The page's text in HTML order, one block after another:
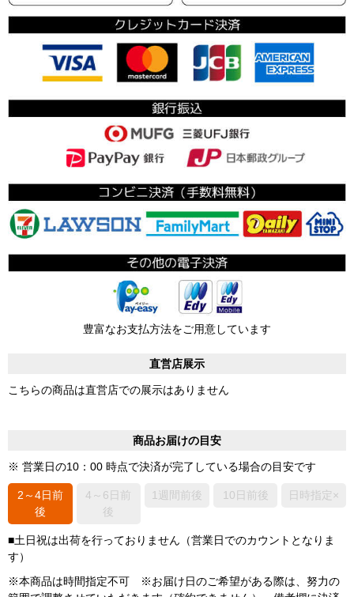
豊富なお支払方法をご用意しています
直営店展示
こちらの商品は直営店での展示はありません
商品お届けの目安
※ 営業日の10：00 時点で決済が完了している場合の目安です
2～4日前
後
4～6日前
後
1週間前後 10日前後 日時指定×
■土日祝は出荷を行っておりません（営業日でのカウントとなりま
す）
※本商品は時間指定不可 ※お届け日のご希望がある際は、努力の